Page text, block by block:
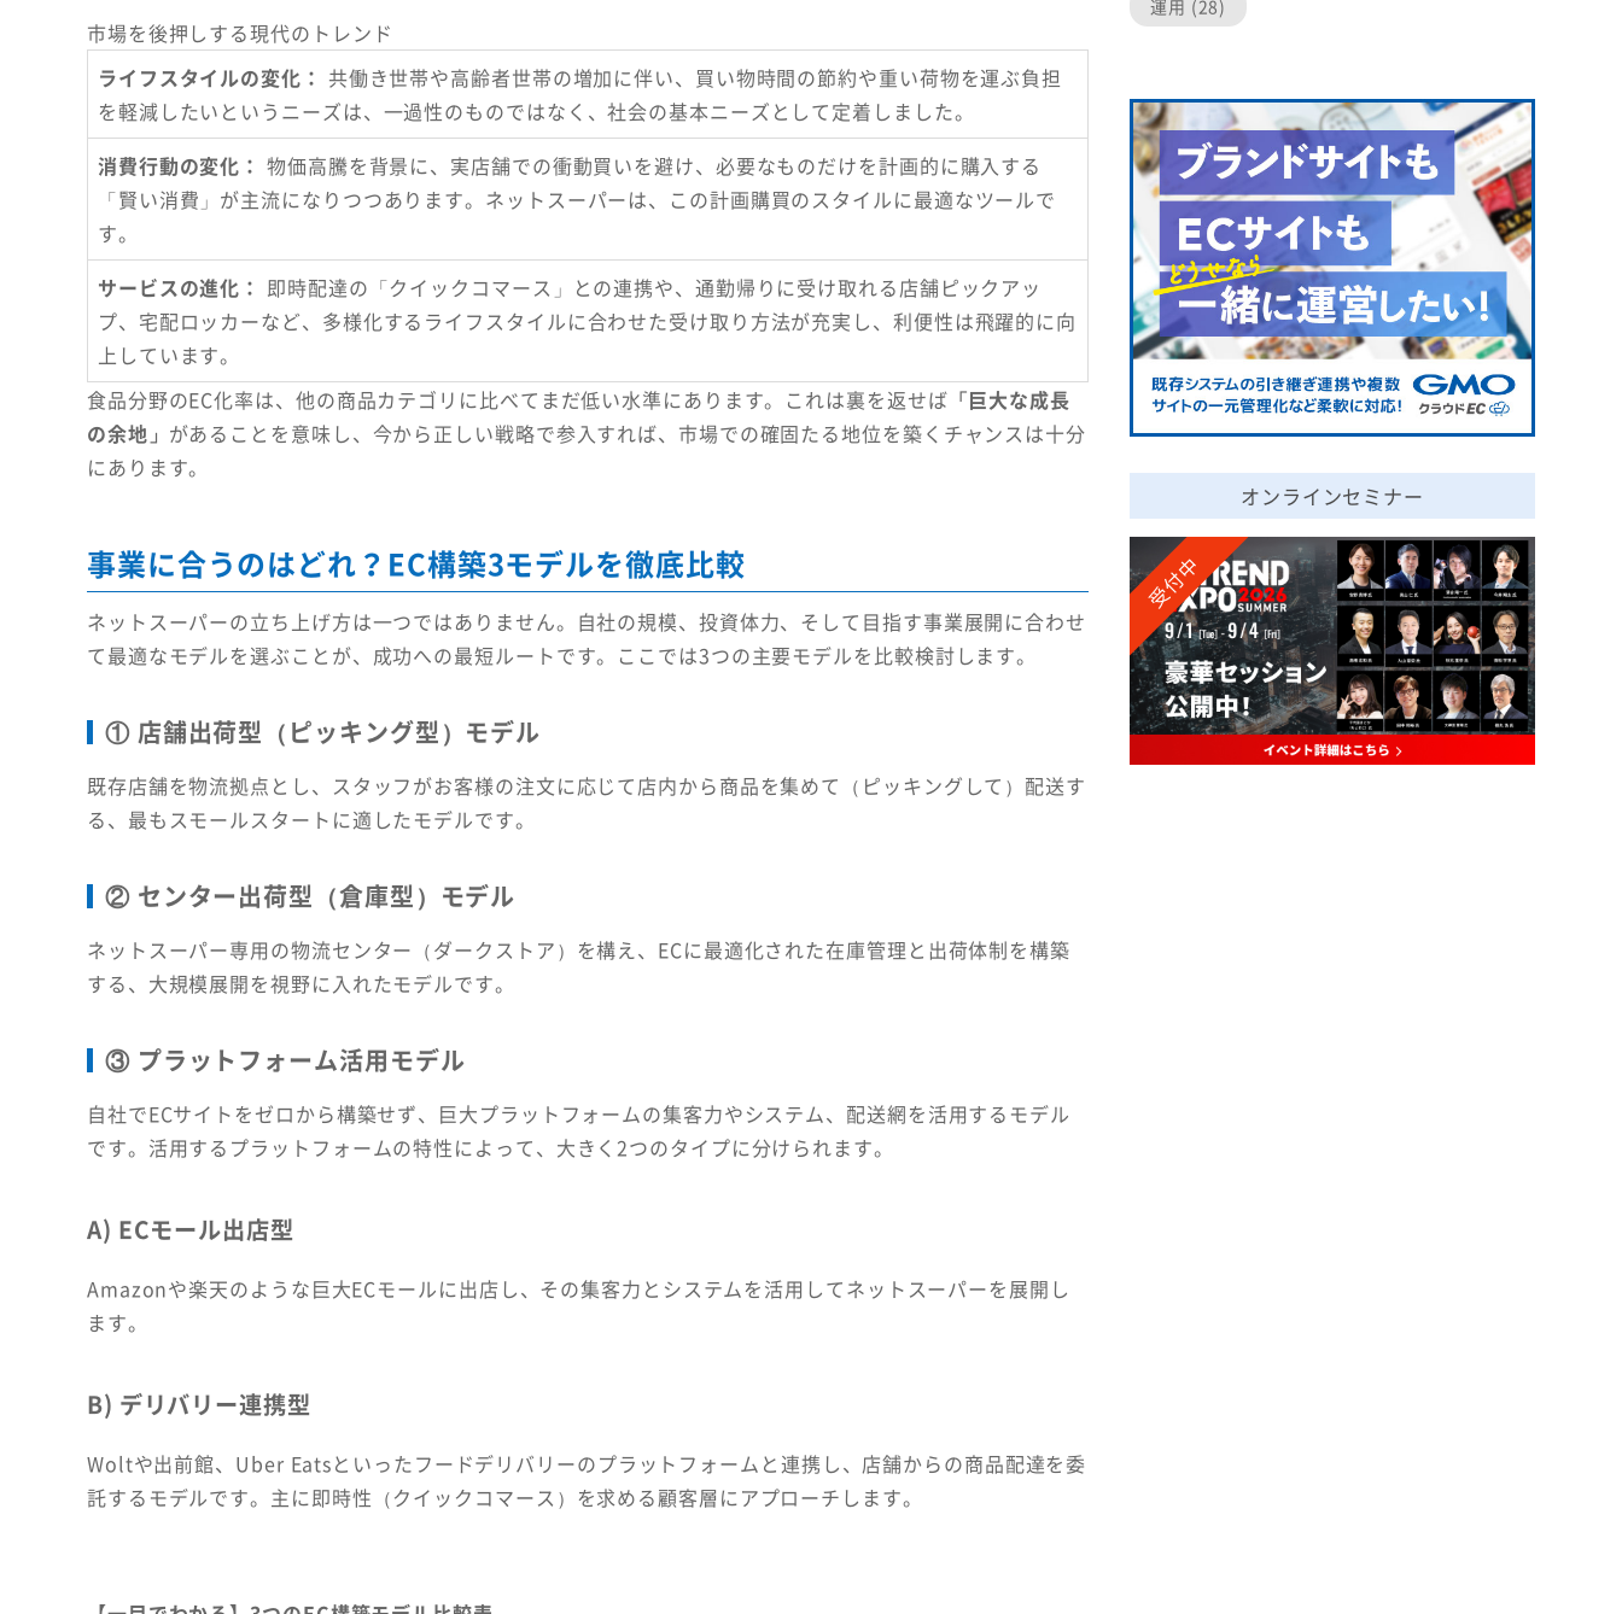
市場を後押しする現代のトレンド
ライフスタイルの変化： 共働き世帯や高齢者世帯の増加に伴い、買い物時間の節約や重い荷物を運ぶ負担
を軽減したいというニーズは、一過性のものではなく、社会の基本ニーズとして定着しました。
消費行動の変化： 物価高騰を背景に、実店舗での衝動買いを避け、必要なものだけを計画的に購入する
「賢い消費」が主流になりつつあります。ネットスーパーは、この計画購買のスタイルに最適なツールで
す。
サービスの進化： 即時配達の「クイックコマース」との連携や、通勤帰りに受け取れる店舗ピックアッ
プ、宅配ロッカーなど、多様化するライフスタイルに合わせた受け取り方法が充実し、利便性は飛躍的に向
上しています。
食品分野のEC化率は、他の商品カテゴリに比べてまだ低い水準にあります。これは裏を返せば 「巨大な成長
の余地」 があることを意味し、今から正しい戦略で参入すれば、市場での確固たる地位を築くチャンスは十分
にあります。
事業に合うのはどれ？EC構築3モデルを徹底比較
ネットスーパーの立ち上げ方は一つではありません。自社の規模、投資体力、そして目指す事業展開に合わせ
て最適なモデルを選ぶことが、成功への最短ルートです。ここでは3つの主要モデルを比較検討します。
① 店舗出荷型（ピッキング型）モデル
既存店舗を物流拠点とし、スタッフがお客様の注文に応じて店内から商品を集めて（ピッキングして）配送す
る、最もスモールスタートに適したモデルです。
② センター出荷型（倉庫型）モデル
ネットスーパー専用の物流センター（ダークストア）を構え、ECに最適化された在庫管理と出荷体制を構築
する、大規模展開を視野に入れたモデルです。
③ プラットフォーム活用モデル
自社でECサイトをゼロから構築せず、巨大プラットフォームの集客力やシステム、配送網を活用するモデル
です。活用するプラットフォームの特性によって、大きく2つのタイプに分けられます。
A) ECモール出店型
Amazonや楽天のような巨大ECモールに出店し、その集客力とシステムを活用してネットスーパーを展開し
ます。
B) デリバリー連携型
Woltや出前館、Uber Eatsといったフードデリバリーのプラットフォームと連携し、店舗からの商品配達を委
託するモデルです。主に即時性（クイックコマース）を求める顧客層にアプローチします。
運用 (28)
オンラインセミナー
受付中